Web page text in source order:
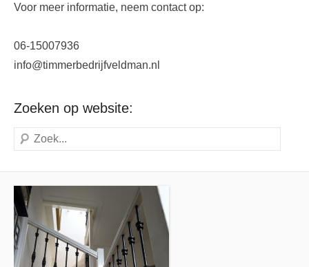
Voor meer informatie, neem contact op:
06-15007936
info@timmerbedrijfveldman.nl
Zoeken op website:
Zoeken